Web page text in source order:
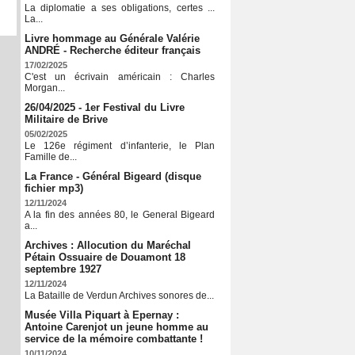
La diplomatie a ses obligations, certes ...
La...
Livre hommage au Générale Valérie
ANDRÉ - Recherche éditeur français
17/02/2025
C'est un écrivain américain : Charles
Morgan...
26/04/2025 - 1er Festival du Livre
Militaire de Brive
05/02/2025
Le 126e régiment d’infanterie, le Plan
Famille de...
La France - Général Bigeard (disque
fichier mp3)
12/11/2024
A la fin des années 80, le General Bigeard
a...
Archives : Allocution du Maréchal
Pétain Ossuaire de Douamont 18
septembre 1927
12/11/2024
La Bataille de Verdun Archives sonores de...
Musée Villa Piquart à Epernay :
Antoine Carenjot un jeune homme au
service de la mémoire combattante !